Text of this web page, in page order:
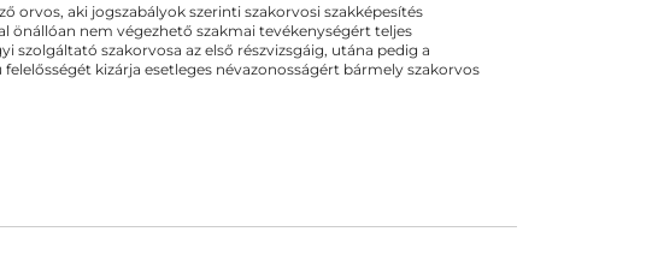
orvos, aki jogszabályok szerinti szakorvosi szakképesítés
önállóan nem végezhető szakmai tevékenységért teljes
szolgáltató szakorvosa az első részvizsgáig, utána pedig a
kizárja esetleges névazonosságért bármely szakorvos